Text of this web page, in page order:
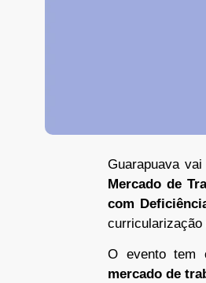
Guarapuava
Mercado de
com
curricularização
O evento tem
mercado de